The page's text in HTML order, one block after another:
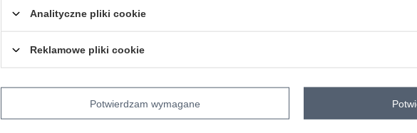
Analityczne pliki cookie
Reklamowe pliki cookie
Potwierdzam wymagane